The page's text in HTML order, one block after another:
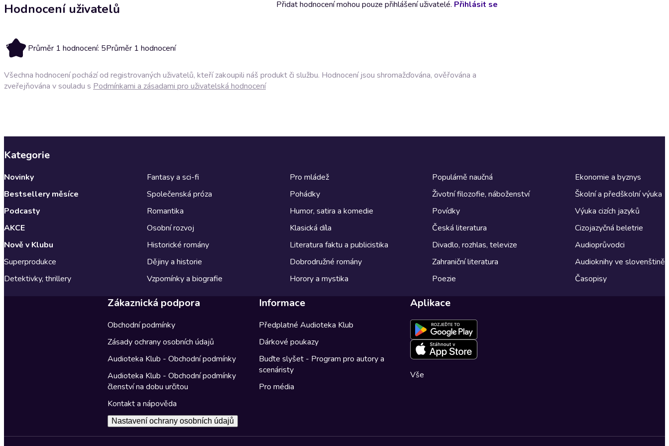
Hodnocení uživatelů
5 Průměr 1 hodnocení: 5Průměr 1 hodnocení
Přidat hodnocení mohou pouze přihlášení uživatelé. Přihlásit se
Všechna hodnocení pochází od registrovaných uživatelů, kteří zakoupili náš produkt či službu. Hodnocení jsou shromažďována, ověřována a
zveřejňována v souladu s Podmínkami a zásadami pro uživatelská hodnocení
Kategorie
Novinky
Bestsellery měsíce
Podcasty
AKCE
Nově v Klubu
Superprodukce
Detektivky, thrillery
Fantasy a sci-fi
Společenská próza
Romantika
Osobní rozvoj
Historické romány
Dějiny a historie
Vzpomínky a biografie
Pro mládež
Pohádky
Humor, satira a komedie
Klasická díla
Literatura faktu a publicistika
Dobrodružné romány
Horory a mystika
Populárně naučná
Životní filozofie, náboženství
Povídky
Česká literatura
Divadlo, rozhlas, televize
Zahraniční literatura
Poezie
Ekonomie a byznys
Školní a předškolní výuka
Výuka cizích jazyků
Cizojazyčná beletrie
Audioprůvodci
Audioknihy ve slovenštině
Časopisy
Zákaznická podpora
Obchodní podmínky
Zásady ochrany osobních údajů
Audioteka Klub - Obchodní podmínky
Audioteka Klub - Obchodní podmínky
členství na dobu určitou
Kontakt a nápověda
Nastavení ochrany osobních údajů
Informace
Předplatné Audioteka Klub
Dárkové poukazy
Buďte slyšet - Program pro autory a
scenáristy
Pro média
Aplikace
Vše